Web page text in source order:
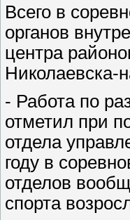
Всего в
органов
центра
Николаевска-
- Работа по
отметил при
отдела
году в
отделов
спорта